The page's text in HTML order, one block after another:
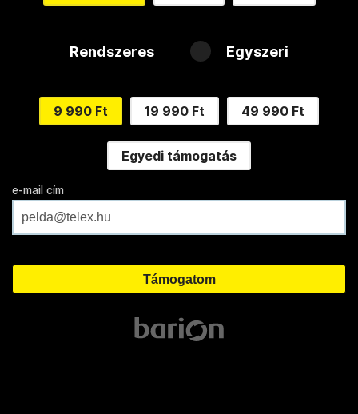
Rendszeres Egyszeri
9 990 Ft 19 990 Ft 49 990 Ft
Egyedi támogatás
e-mail cím